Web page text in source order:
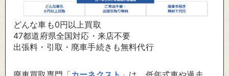
どんな車も0円以上買取
47都道府県全国対応・来店不要
出張料・引取・廃車手続きも無料代行